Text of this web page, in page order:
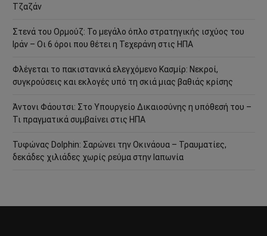
Τζαζάν
Στενά του Ορμούζ: Το μεγάλο όπλο στρατηγικής ισχύος του
Ιράν – Οι 6 όροι που θέτει η Τεχεράνη στις ΗΠΑ
Φλέγεται το πακιστανικά ελεγχόμενο Κασμίρ: Νεκροί,
συγκρούσεις και εκλογές υπό τη σκιά μιας βαθιάς κρίσης
Άντονι Φάουτσι: Στο Υπουργείο Δικαιοσύνης η υπόθεσή του –
Τι πραγματικά συμβαίνει στις ΗΠΑ
Τυφώνας Dolphin: Σαρώνει την Οκινάουα – Τραυματίες,
δεκάδες χιλιάδες χωρίς ρεύμα στην Ιαπωνία